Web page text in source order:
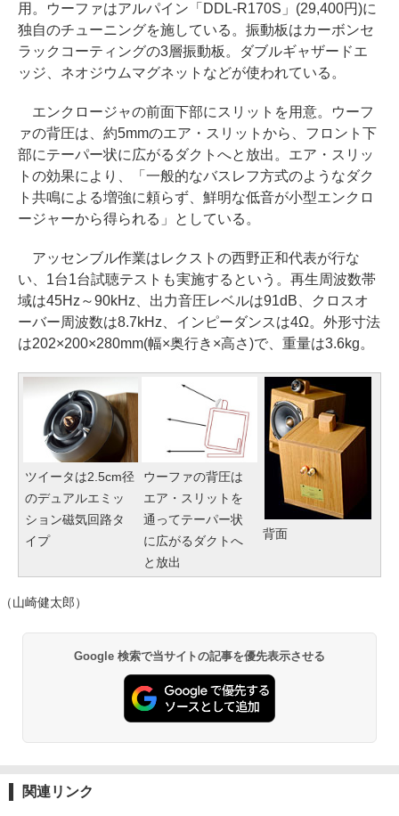
用。ウーファはアルパイン「DDL-R170S」(29,400円)に
独自のチューニングを施している。振動板はカーボンセ
ラックコーティングの3層振動板。ダブルギャザードエ
ッジ、ネオジウムマグネットなどが使われている。
エンクロージャの前面下部にスリットを用意。ウーフ
ァの背圧は、約5mmのエア・スリットから、フロント下
部にテーパー状に広がるダクトへと放出。エア・スリッ
トの効果により、「一般的なバスレフ方式のようなダク
ト共鳴による増強に頼らず、鮮明な低音が小型エンクロ
ージャーから得られる」としている。
アッセンブル作業はレクストの西野正和代表が行な
い、1台1台試聴テストも実施するという。再生周波数帯
域は45Hz～90kHz、出力音圧レベルは91dB、クロスオ
ーバー周波数は8.7kHz、インピーダンスは4Ω。外形寸法
は202×200×280mm(幅×奥行き×高さ)で、重量は3.6kg。
ツイータは2.5cm径
のデュアルエミッ
ション磁気回路タ
イプ
ウーファの背圧は
エア・スリットを
通ってテーパー状
に広がるダクトへ
と放出
背面
（山崎健太郎）
Google 検索で当サイトの記事を優先表示させる
関連リンク